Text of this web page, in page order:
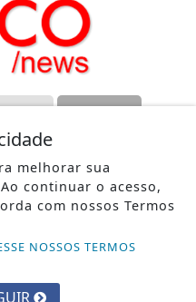
RESERVADOS
melhorar sua
continuar o acesso,
com nossos Termos
NOSSOS TERMOS